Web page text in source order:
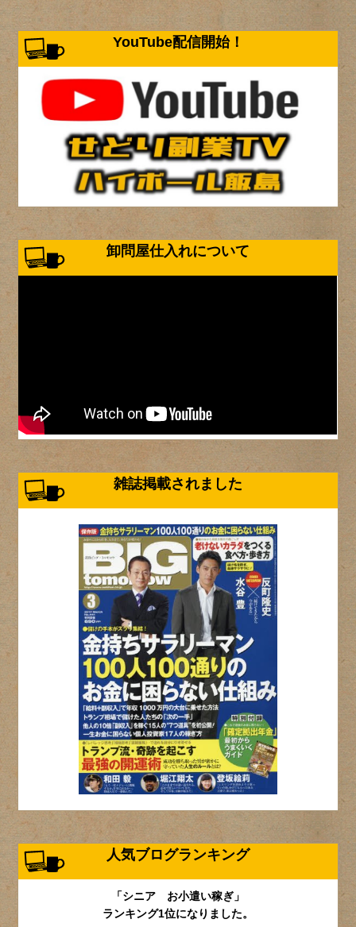
YouTube配信開始！
卸問屋仕入れについて
雑誌掲載されました
人気ブログランキング
「シニア お小遣い稼ぎ」
ランキング1位になりました。